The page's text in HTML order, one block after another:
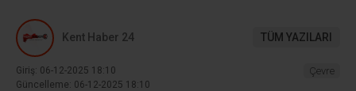
Kent Haber 24 TÜM YAZILARI
Giriş: 06-12-2025 18:10
Güncelleme: 06-12-2025 18:10
Çevre